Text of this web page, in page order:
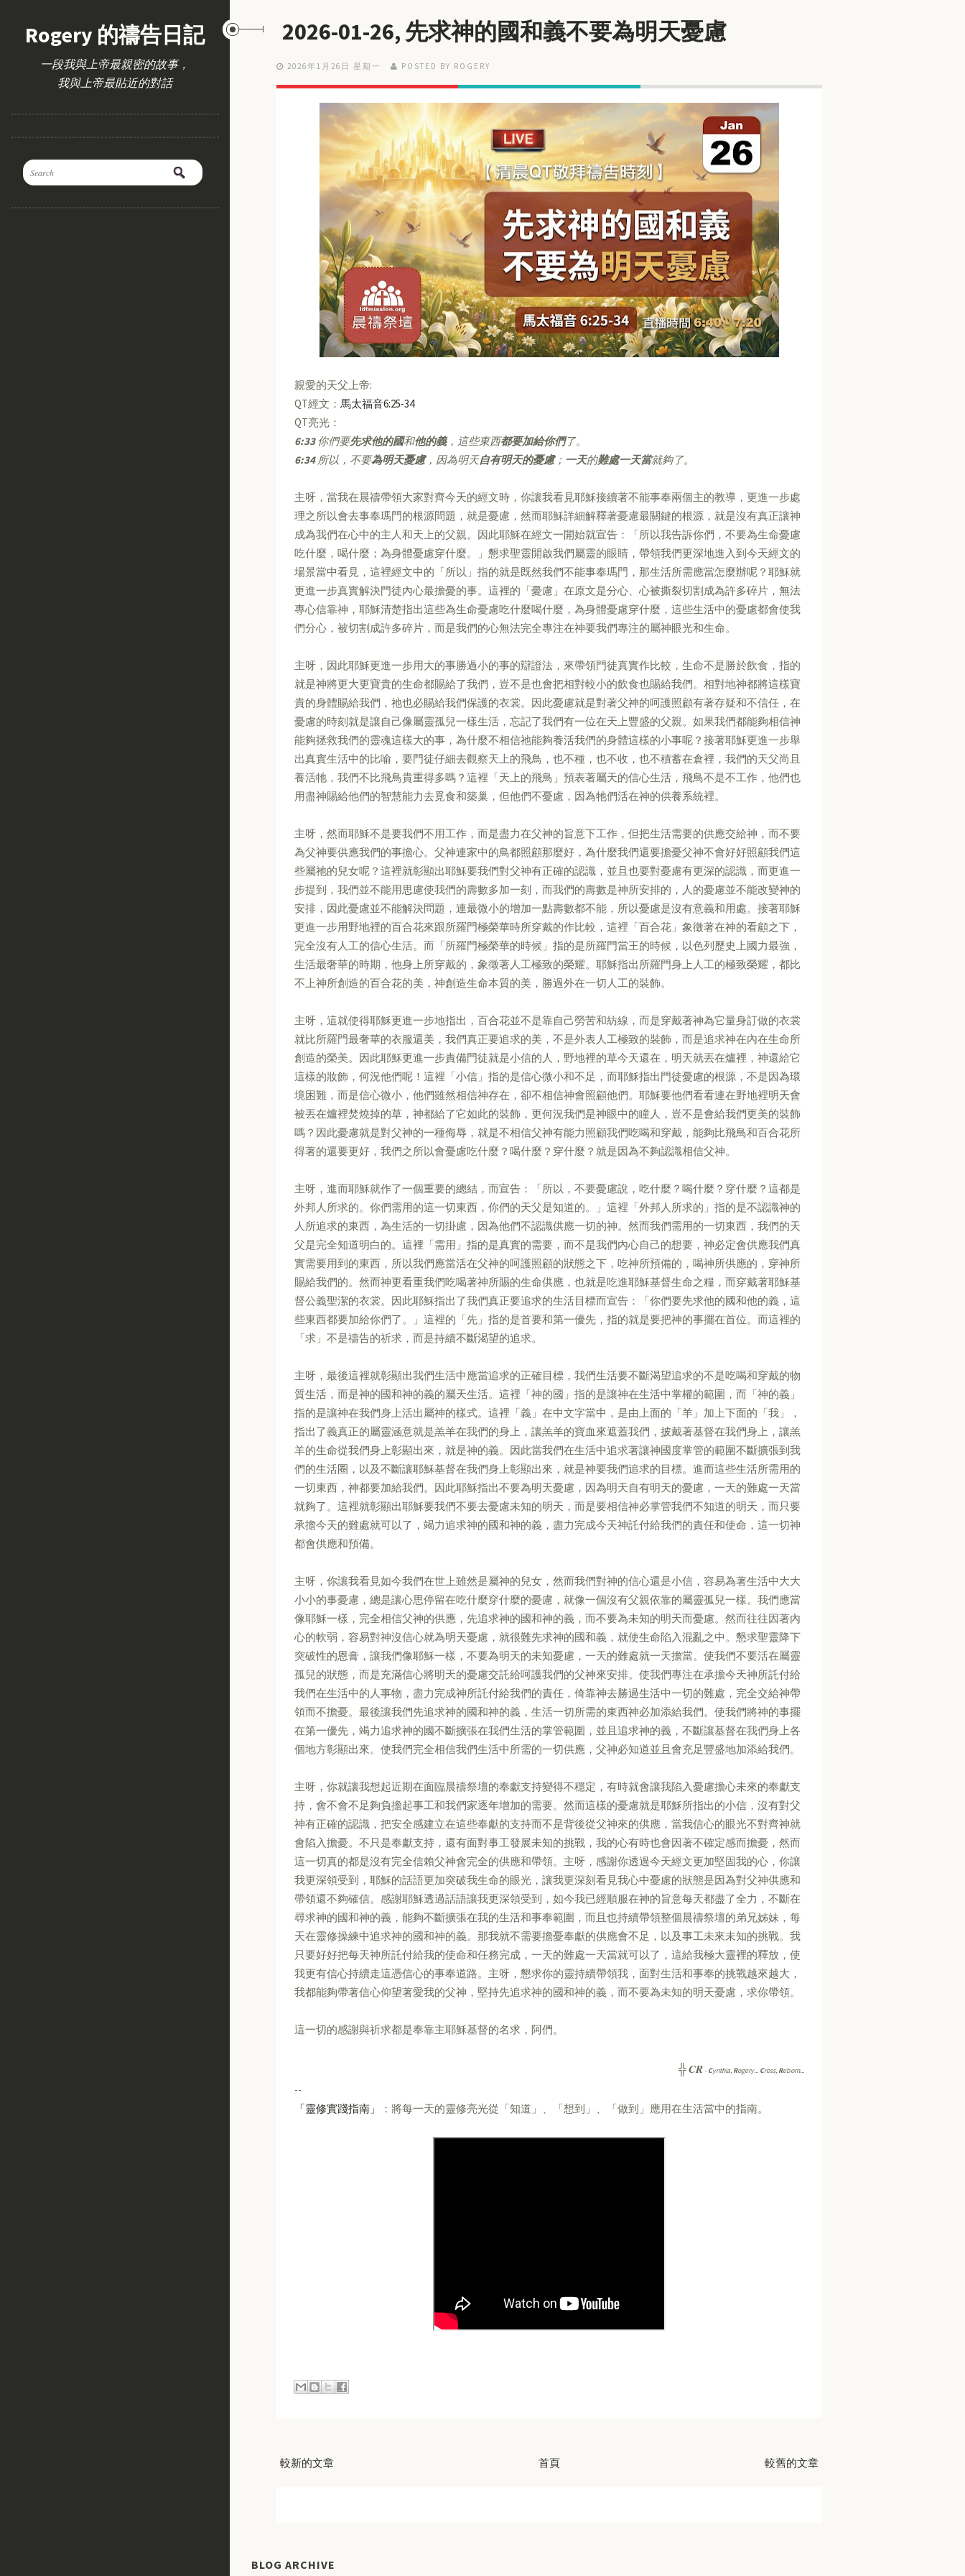
Rogery 的禱告日記
一段我與上帝最親密的故事，
我與上帝最貼近的對話
2026-01-26, 先求神的國和義不要為明天憂慮
2026年1月26日 星期一 POSTED BY ROGERY
親愛的天父上帝:
QT經文： 馬太福音6:25-34
QT亮光：
6:33你們要先求他的國和他的義，這些東西都要加給你們了。
6:34所以，不要為明天憂慮，因為明天自有明天的憂慮； 一天的難處一天當就夠了。
主呀，當我在晨禱帶領大家對齊今天的經文時，你讓我看見耶穌接續著不能事奉兩個主的教導，更進一步處
理之所以會去事奉瑪門的根源問題，就是憂慮，然而耶穌詳細解釋著憂慮最關鍵的根源，就是沒有真正讓神
成為我們在心中的主人和天上的父親。因此耶穌在經文一開始就宣告：「所以我告訴你們，不要為生命憂慮
吃什麼，喝什麼；為身體憂慮穿什麼。」懇求聖靈開啟我們屬靈的眼睛，帶領我們更深地進入到今天經文的
場景當中看見，這裡經文中的「所以」指的就是既然我們不能事奉瑪門，那生活所需應當怎麼辦呢？耶穌就
更進一步真實解決門徒內心最擔憂的事。這裡的「憂慮」在原文是分心、心被撕裂切割成為許多碎片，無法
專心信靠神，耶穌清楚指出這些為生命憂慮吃什麼喝什麼，為身體憂慮穿什麼，這些生活中的憂慮都會使我
們分心，被切割成許多碎片，而是我們的心無法完全專注在神要我們專注的屬神眼光和生命。
主呀，因此耶穌更進一步用大的事勝過小的事的辯證法，來帶領門徒真實作比較，生命不是勝於飲食，指的
就是神將更大更寶貴的生命都賜給了我們，豈不是也會把相對較小的飲食也賜給我們。相對地神都將這樣寶
貴的身體賜給我們，祂也必賜給我們保護的衣裳。因此憂慮就是對著父神的呵護照顧有著存疑和不信任，在
憂慮的時刻就是讓自己像屬靈孤兒一樣生活，忘記了我們有一位在天上豐盛的父親。如果我們都能夠相信神
能夠拯救我們的靈魂這樣大的事，為什麼不相信祂能夠養活我們的身體這樣的小事呢？接著耶穌更進一步舉
出真實生活中的比喻，要門徒仔細去觀察天上的飛鳥，也不種，也不收，也不積蓄在倉裡，我們的天父尚且
養活牠，我們不比飛鳥貴重得多嗎？這裡「天上的飛鳥」預表著屬天的信心生活，飛鳥不是不工作，他們也
用盡神賜給他們的智慧能力去覓食和築巢，但他們不憂慮，因為牠們活在神的供養系統裡。
主呀，然而耶穌不是要我們不用工作，而是盡力在父神的旨意下工作，但把生活需要的供應交給神，而不要
為父神要供應我們的事擔心。父神連家中的鳥都照顧那麼好，為什麼我們還要擔憂父神不會好好照顧我們這
些屬祂的兒女呢？這裡就彰顯出耶穌要我們對父神有正確的認識，並且也要對憂慮有更深的認識，而更進一
步提到，我們並不能用思慮使我們的壽數多加一刻，而我們的壽數是神所安排的，人的憂慮並不能改變神的
安排，因此憂慮並不能解決問題，連最微小的增加一點壽數都不能，所以憂慮是沒有意義和用處。接著耶穌
更進一步用野地裡的百合花來跟所羅門極榮華時所穿戴的作比較，這裡「百合花」象徵著在神的看顧之下，
完全沒有人工的信心生活。而「所羅門極榮華的時候」指的是所羅門當王的時候，以色列歷史上國力最強，
生活最奢華的時期，他身上所穿戴的，象徵著人工極致的榮耀。耶穌指出所羅門身上人工的極致榮耀，都比
不上神所創造的百合花的美，神創造生命本質的美，勝過外在一切人工的裝飾。
主呀，這就使得耶穌更進一步地指出，百合花並不是靠自己勞苦和紡線，而是穿戴著神為它量身訂做的衣裳
就比所羅門最奢華的衣服還美，我們真正要追求的美，不是外表人工極致的裝飾，而是追求神在內在生命所
創造的榮美。因此耶穌更進一步責備門徒就是小信的人，野地裡的草今天還在，明天就丟在爐裡，神還給它
這樣的妝飾，何況他們呢！這裡「小信」指的是信心微小和不足，而耶穌指出門徒憂慮的根源，不是因為環
境困難，而是信心微小，他們雖然相信神存在，卻不相信神會照顧他們。耶穌要他們看看連在野地裡明天會
被丟在爐裡焚燒掉的草，神都給了它如此的裝飾，更何況我們是神眼中的瞳人，豈不是會給我們更美的裝飾
嗎？因此憂慮就是對父神的一種侮辱，就是不相信父神有能力照顧我們吃喝和穿戴，能夠比飛鳥和百合花所
得著的還要更好，我們之所以會憂慮吃什麼？喝什麼？穿什麼？就是因為不夠認識相信父神。
主呀，進而耶穌就作了一個重要的總結，而宣告：「所以，不要憂慮說，吃什麼？喝什麼？穿什麼？這都是
外邦人所求的。你們需用的這一切東西，你們的天父是知道的。」這裡「外邦人所求的」指的是不認識神的
人所追求的東西，為生活的一切掛慮，因為他們不認識供應一切的神。然而我們需用的一切東西，我們的天
父是完全知道明白的。這裡「需用」指的是真實的需要，而不是我們內心自己的想要，神必定會供應我們真
實需要用到的東西，所以我們應當活在父神的呵護照顧的狀態之下，吃神所預備的，喝神所供應的，穿神所
賜給我們的。然而神更看重我們吃喝著神所賜的生命供應，也就是吃進耶穌基督生命之糧，而穿戴著耶穌基
督公義聖潔的衣裳。因此耶穌指出了我們真正要追求的生活目標而宣告：「你們要先求他的國和他的義，這
些東西都要加給你們了。」這裡的「先」指的是首要和第一優先，指的就是要把神的事擺在首位。而這裡的
「求」不是禱告的祈求，而是持續不斷渴望的追求。
主呀，最後這裡就彰顯出我們生活中應當追求的正確目標，我們生活要不斷渴望追求的不是吃喝和穿戴的物
質生活，而是神的國和神的義的屬天生活。這裡「神的國」指的是讓神在生活中掌權的範圍，而「神的義」
指的是讓神在我們身上活出屬神的樣式。這裡「義」在中文字當中，是由上面的「羊」加上下面的「我」，
指出了義真正的屬靈涵意就是羔羊在我們的身上，讓羔羊的寶血來遮蓋我們，披戴著基督在我們身上，讓羔
羊的生命從我們身上彰顯出來，就是神的義。因此當我們在生活中追求著讓神國度掌管的範圍不斷擴張到我
們的生活圈，以及不斷讓耶穌基督在我們身上彰顯出來，就是神要我們追求的目標。進而這些生活所需用的
一切東西，神都要加給我們。因此耶穌指出不要為明天憂慮，因為明天自有明天的憂慮，一天的難處一天當
就夠了。這裡就彰顯出耶穌要我們不要去憂慮未知的明天，而是要相信神必掌管我們不知道的明天，而只要
承擔今天的難處就可以了，竭力追求神的國和神的義，盡力完成今天神託付給我們的責任和使命，這一切神
都會供應和預備。
主呀，你讓我看見如今我們在世上雖然是屬神的兒女，然而我們對神的信心還是小信，容易為著生活中大大
小小的事憂慮，總是讓心思停留在吃什麼穿什麼的憂慮，就像一個沒有父親依靠的屬靈孤兒一樣。我們應當
像耶穌一樣，完全相信父神的供應，先追求神的國和神的義，而不要為未知的明天而憂慮。然而往往因著內
心的軟弱，容易對神沒信心就為明天憂慮，就很難先求神的國和義，就使生命陷入混亂之中。懇求聖靈降下
突破性的恩膏，讓我們像耶穌一樣，不要為明天的未知憂慮，一天的難處就一天擔當。使我們不要活在屬靈
孤兒的狀態，而是充滿信心將明天的憂慮交託給呵護我們的父神來安排。使我們專注在承擔今天神所託付給
我們在生活中的人事物，盡力完成神所託付給我們的責任，倚靠神去勝過生活中一切的難處，完全交給神帶
領而不擔憂。最後讓我們先追求神的國和神的義，生活一切所需的東西神必加添給我們。使我們將神的事擺
在第一優先，竭力追求神的國不斷擴張在我們生活的掌管範圍，並且追求神的義，不斷讓基督在我們身上各
個地方彰顯出來。使我們完全相信我們生活中所需的一切供應，父神必知道並且會充足豐盛地加添給我們。
主呀，你就讓我想起近期在面臨晨禱祭壇的奉獻支持變得不穩定，有時就會讓我陷入憂慮擔心未來的奉獻支
持，會不會不足夠負擔起事工和我們家逐年增加的需要。然而這樣的憂慮就是耶穌所指出的小信，沒有對父
神有正確的認識，把安全感建立在這些奉獻的支持而不是背後從父神來的供應，當我信心的眼光不對齊神就
會陷入擔憂。不只是奉獻支持，還有面對事工發展未知的挑戰，我的心有時也會因著不確定感而擔憂，然而
這一切真的都是沒有完全信賴父神會完全的供應和帶領。主呀，感謝你透過今天經文更加堅固我的心，你讓
我更深領受到，耶穌的話語更加突破我生命的眼光，讓我更深刻看見我心中憂慮的狀態是因為對父神供應和
帶領還不夠確信。感謝耶穌透過話語讓我更深領受到，如今我已經順服在神的旨意每天都盡了全力，不斷在
尋求神的國和神的義，能夠不斷擴張在我的生活和事奉範圍，而且也持續帶領整個晨禱祭壇的弟兄姊妹，每
天在靈修操練中追求神的國和神的義。那我就不需要擔憂奉獻的供應會不足，以及事工未來未知的挑戰。我
只要好好把每天神所託付給我的使命和任務完成，一天的難處一天當就可以了，這給我極大靈裡的釋放，使
我更有信心持續走這憑信心的事奉道路。主呀，懇求你的靈持續帶領我，面對生活和事奉的挑戰越來越大，
我都能夠帶著信心仰望著愛我的父神，堅持先追求神的國和神的義，而不要為未知的明天憂慮，求你帶領。
這一切的感謝與祈求都是奉靠主耶穌基督的名求，阿們。
╬CR -Cynthia, Rogery... Cross, Reborn...
--
「靈修實踐指南」
：將每一天的靈修亮光從「知道」、「想到」、「做到」應用在生活當中的指南。
較新的文章 較舊的文章
首頁
BLOG ARCHIVE